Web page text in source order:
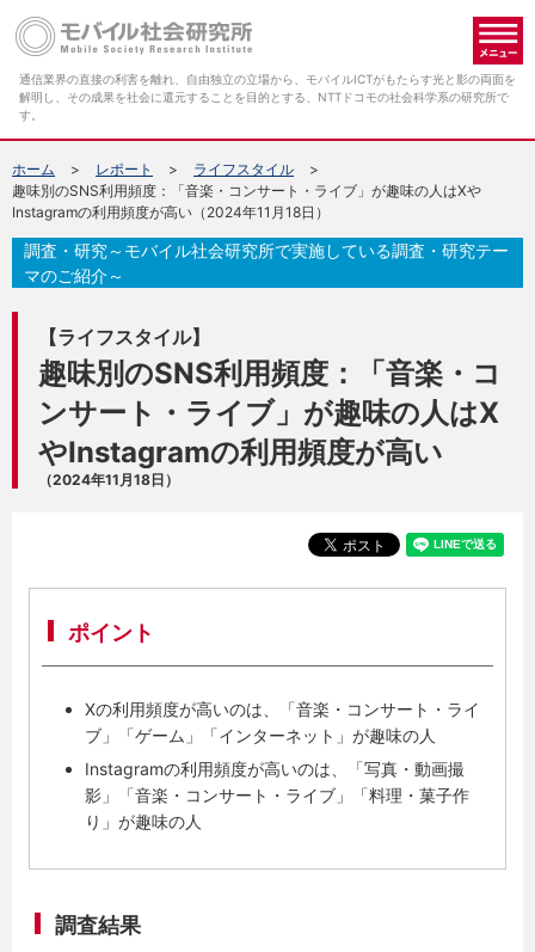
通信業界の直接の利害を離れ、自由独立の立場から、モバイルICTがもたらす光と影の両面を
解明し、その成果を社会に還元することを目的とする、NTTドコモの社会科学系の研究所で
す。
ホーム レポート
ライフスタイル
趣味別のSNS利用頻度：「音楽・コンサート・ライブ」が趣味の人はXや
Instagramの利用頻度が高い（2024年11月18日）
【ライフスタイル】
趣味別のSNS利用頻度：「音楽・コ
ンサート・ライブ」が趣味の人はX
やInstagramの利用頻度が高い
（2024年11月18日）
調査・研究～モバイル社会研究所で実施している調査・研究テー
マのご紹介～
ポイント
Xの利用頻度が高いのは、「音楽・コンサート・ライ
ブ」「ゲーム」「インターネット」が趣味の人
Instagramの利用頻度が高いのは、「写真・動画撮
影」「音楽・コンサート・ライブ」「料理・菓子作
り」が趣味の人
調査結果